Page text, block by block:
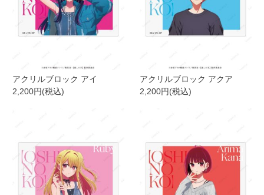
アクリルブロック アイ
2,200円(税込)
アクリルブロック アクア
2,200円(税込)